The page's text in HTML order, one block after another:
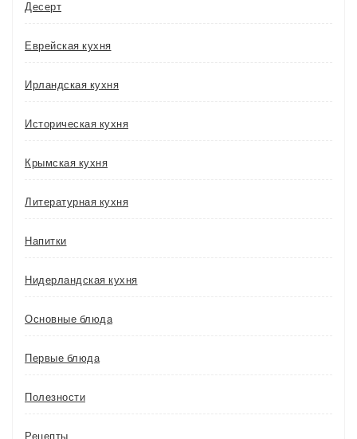
Десерт
Еврейская кухня
Ирландская кухня
Историческая кухня
Крымская кухня
Литературная кухня
Напитки
Нидерландская кухня
Основные блюда
Первые блюда
Полезности
Рецепты